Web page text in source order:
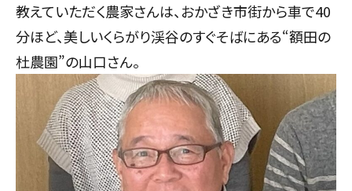
教えていただく農家さんは、おかざき市街から車で40
分ほど、美しいくらがり渓谷のすぐそばにある“額田の
杜農園”の山口さん。